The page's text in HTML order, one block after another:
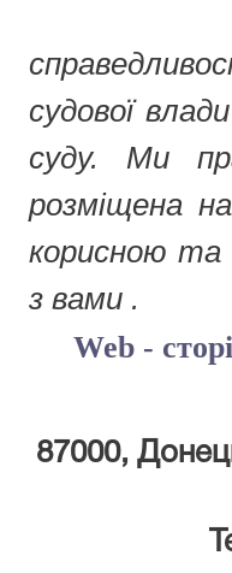
судової
суду. Ми
розміщена
корисною та
з вами .
Web -
87000,